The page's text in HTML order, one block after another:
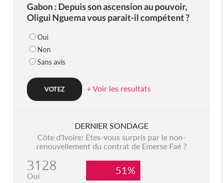
Gabon : Depuis son ascension au pouvoir,
Oligui Nguema vous parait-il compétent ?
Oui
Non
Sans avis
+ Voir les resultats
DERNIER SONDAGE
Côte d'Ivoire: Etes-vous surpris par le non-
renouvellement du contrat de Emerse Faé ?
3128
Oui 51%